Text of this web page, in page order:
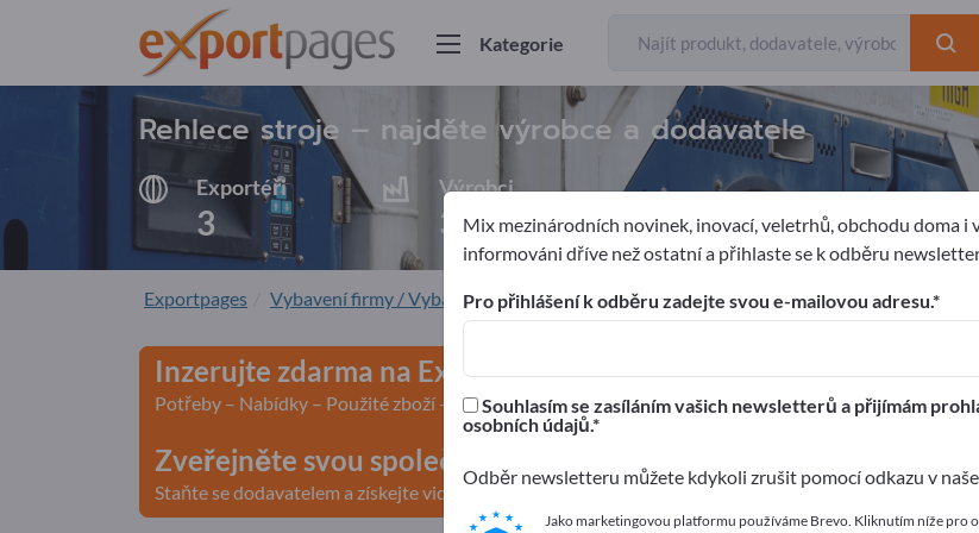
Kategorie
Rehlece stroje – najděte výrobce a dodavatele
Exportéři
3
Výrobci
3
Exportpages Vybavení firmy / Vybavení institucí Zařízení pro prádelny Rehlece stroje
Inzerujte zdarma na Exportpages!
Potřeby – Nabídky – Použité zboží – Obchodní kontakty >> začněte zde
Zveřejněte svou společnost a své produkty na Exportpages.
Staňte se dodavatelem a získejte viditelnost>> zveřejnit zde
Mix mezinárodních novinek, inovací, veletrhů, obchodu doma i
informováni dříve než ostatní a přihlaste se k odběru
Pro přihlášení k odběru zadejte svou e-mailovou adresu.
Souhlasím se zasíláním vašich newsletterů a přijímám
osobních údajů.
Odběr newsletteru můžete kdykoli zrušit pomocí odkazu v
Jako marketingovou platformu používáme Brevo. Kliknutím níže pro